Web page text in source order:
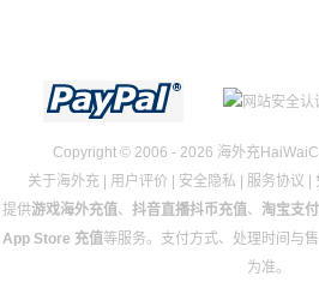
Copyright © 2006 - 2026 海外充
关于海外充 | 用户评价 | 安全隐私 | 服务协议 |
提供游戏海外充值、 抖音直播抖币充值、 淘宝支
App Store 充值等服务。支付方式、处理时间与
为准。